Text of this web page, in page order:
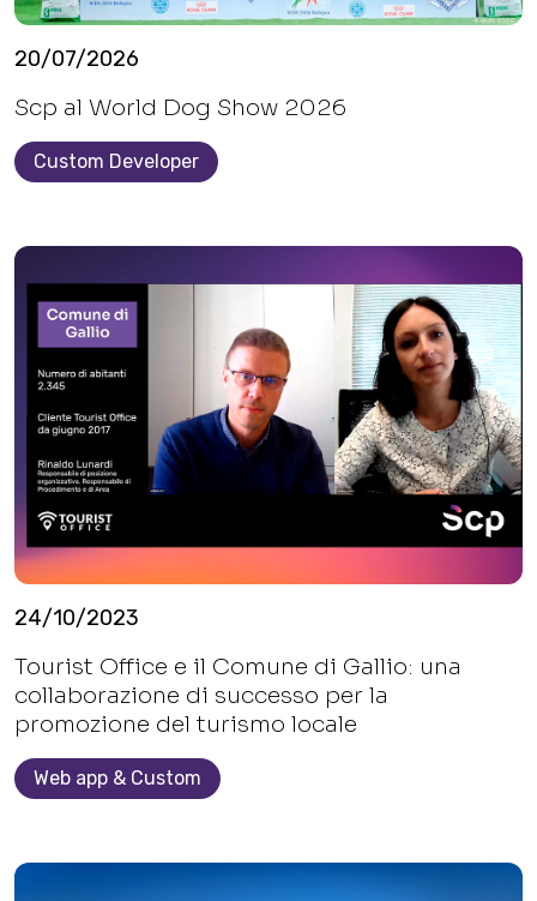
20/07/2026
Scp al World Dog Show 2026
Custom Developer
24/10/2023
Tourist Office e il Comune di Gallio: una
collaborazione di successo per la
promozione del turismo locale
Web app & Custom